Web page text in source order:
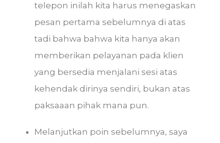
telepon inilah kita harus menegaskan
pesan pertama sebelumnya di atas
tadi bahwa bahwa kita hanya akan
memberikan pelayanan pada klien
yang bersedia menjalani sesi atas
kehendak dirinya sendiri, bukan atas
paksaaan pihak mana pun.
Melanjutkan poin sebelumnya, saya